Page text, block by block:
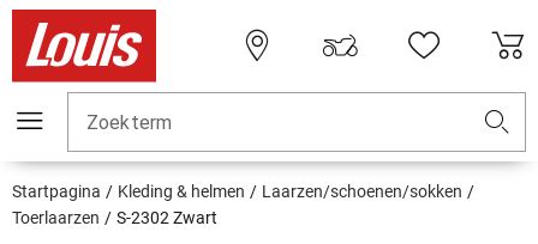
Zoekterm
Startpagina Kleding & helmen
Laarzen/schoenen/sokken
Toerlaarzen
S-2302 Zwart